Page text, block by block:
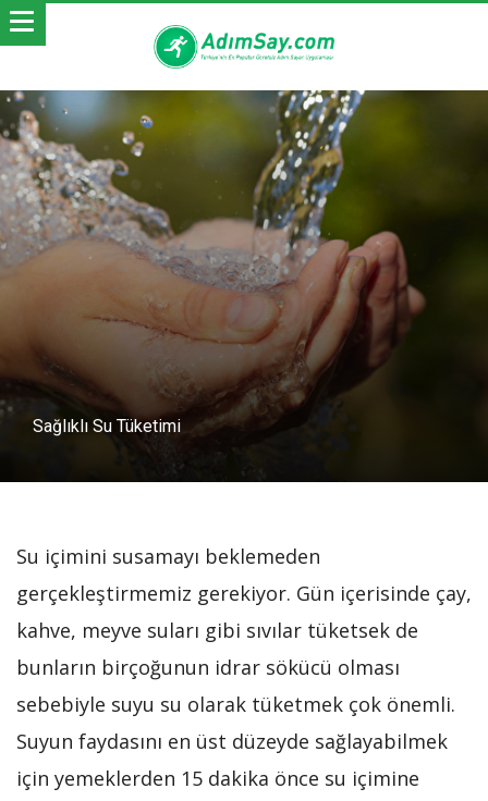
Sağlıklı Su Tüketimi
Su içimini susamayı beklemeden
gerçekleştirmemiz gerekiyor. Gün içerisinde çay,
kahve, meyve suları gibi sıvılar tüketsek de
bunların birçoğunun idrar sökücü olması
sebebiyle suyu su olarak tüketmek çok önemli.
Suyun faydasını en üst düzeyde sağlayabilmek
için yemeklerden 15 dakika önce su içimine